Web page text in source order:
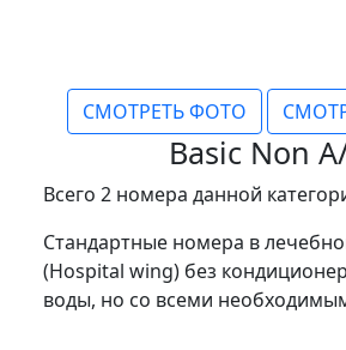
СМОТРЕТЬ ФОТО
Basic Non
Всего 2 номера данной
Стандартные номера в
(Hospital wing) без
воды, но со всеми